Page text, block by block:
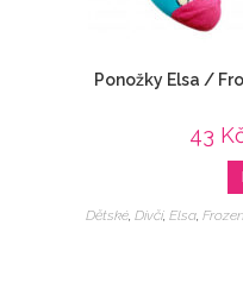
Ponožky Elsa /
43
Dětské, Dívčí, Elsa,